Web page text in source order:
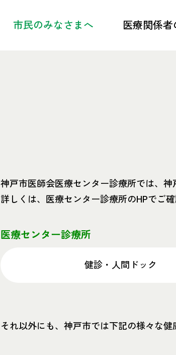
市民のみなさまへ 医療関係者
医療メディエ
神戸市医師会医療センター診療所では、
詳しくは、医療センター診療所のHPでご確
医療センター診療所
健診・人間ドック
それ以外にも、神戸市では下記の様々な健